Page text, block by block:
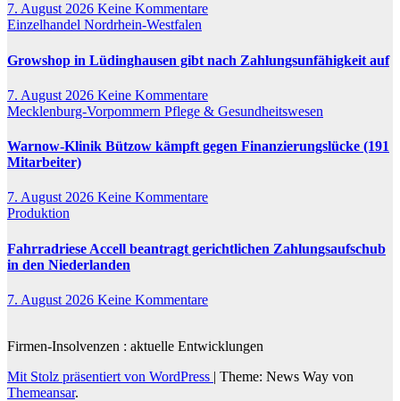
7. August 2026 Keine Kommentare
Einzelhandel Nordrhein-Westfalen
Growshop in Lüdinghausen gibt nach Zahlungsunfähigkeit auf
7. August 2026 Keine Kommentare
Mecklenburg-Vorpommern Pflege & Gesundheitswesen
Warnow-Klinik Bützow kämpft gegen Finanzierungslücke (191
Mitarbeiter)
7. August 2026 Keine Kommentare
Produktion
Fahrradriese Accell beantragt gerichtlichen Zahlungsaufschub
in den Niederlanden
7. August 2026 Keine Kommentare
Firmen-Insolvenzen : aktuelle Entwicklungen
Mit Stolz präsentiert von WordPress | Theme: News Way von
Themeansar.